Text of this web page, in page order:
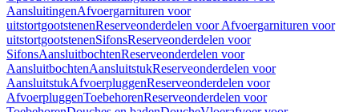
AansluitingenAfvoergarnituren voor
uitstortgootstenenReserveonderdelen voor Afvoergarnituren voor
uitstortgootstenenSifonsReserveonderdelen voor
SifonsAansluitbochtenReserveonderdelen voor
AansluitbochtenAansluitstukReserveonderdelen voor
AansluitstukAfvoerpluggenReserveonderdelen voor
AfvoerpluggenToebehorenReserveonderdelen voor